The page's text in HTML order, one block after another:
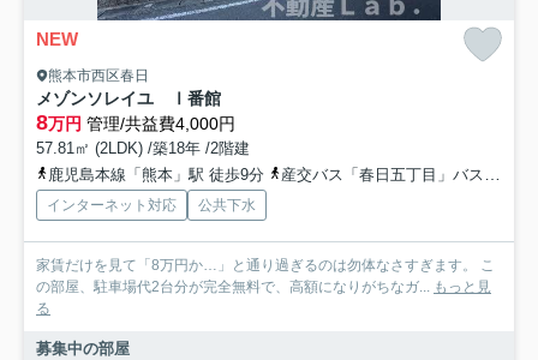
NEW
熊本市西区春日
メゾンソレイユ Ⅰ番館
8万円 管理/共益費4,000円
57.81㎡ (2LDK) /築18年 /2階建
鹿児島本線「熊本」駅 徒歩9分
産交バス「春日五丁目」バス停下車 徒歩4分
インターネット対応 公共下水
家賃だけを見て「8万円か…」と通り過ぎるのは勿体なさすぎます。 こ
の部屋、駐車場代2台分が完全無料で、高額になりがちなガ... もっと見
る
募集中の部屋